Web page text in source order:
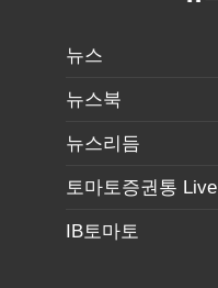
뉴스
뉴스북
뉴스리듬
토마토증권통 Live
IB토마토